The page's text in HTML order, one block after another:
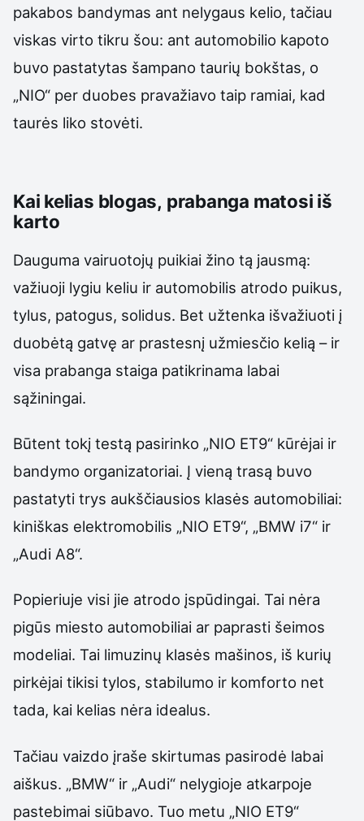
pakabos bandymas ant nelygaus kelio, tačiau
viskas virto tikru šou: ant automobilio kapoto
buvo pastatytas šampano taurių bokštas, o
„NIO“ per duobes pravažiavo taip ramiai, kad
taurės liko stovėti.
Kai kelias blogas, prabanga matosi iš
karto
Dauguma vairuotojų puikiai žino tą jausmą:
važiuoji lygiu keliu ir automobilis atrodo puikus,
tylus, patogus, solidus. Bet užtenka išvažiuoti į
duobėtą gatvę ar prastesnį užmiesčio kelią – ir
visa prabanga staiga patikrinama labai
sąžiningai.
Būtent tokį testą pasirinko „NIO ET9“ kūrėjai ir
bandymo organizatoriai. Į vieną trasą buvo
pastatyti trys aukščiausios klasės automobiliai:
kiniškas elektromobilis „NIO ET9“, „BMW i7“ ir
„Audi A8“.
Popieriuje visi jie atrodo įspūdingai. Tai nėra
pigūs miesto automobiliai ar paprasti šeimos
modeliai. Tai limuzinų klasės mašinos, iš kurių
pirkėjai tikisi tylos, stabilumo ir komforto net
tada, kai kelias nėra idealus.
Tačiau vaizdo įraše skirtumas pasirodė labai
aiškus. „BMW“ ir „Audi“ nelygioje atkarpoje
pastebimai siūbavo. Tuo metu „NIO ET9“